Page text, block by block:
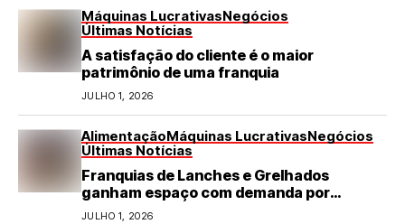
Máquinas LucrativasNegócios
Últimas Notícias
A satisfação do cliente é o maior
patrimônio de uma franquia
JULHO 1, 2026
AlimentaçãoMáquinas LucrativasNegócios
Últimas Notícias
Franquias de Lanches e Grelhados
ganham espaço com demanda por
refeições rápidas e de qualidade
JULHO 1, 2026